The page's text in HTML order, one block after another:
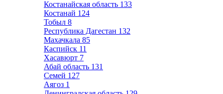
Костанайская область 133
Костанай 124
Тобыл 8
Республика Дагестан 132
Махачкала 85
Каспийск 11
Хасавюрт 7
Абай область 131
Семей 127
Аягоз 1